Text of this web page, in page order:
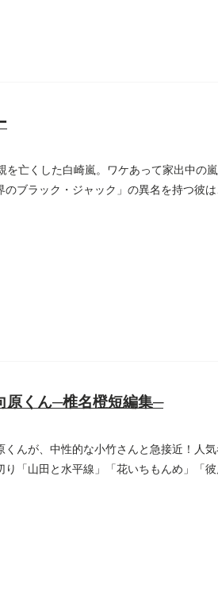
を亡くした白崎嵐。ワケあって家出中の
のブラック・ジャック」の異名を持つ彼
原くん─椎名橙短編集─
くんが、中性的な小竹さんと急接近！人
り「山田と水平線」「花いちもんめ」「